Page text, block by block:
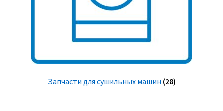
Запчасти для сушильных машин (28)